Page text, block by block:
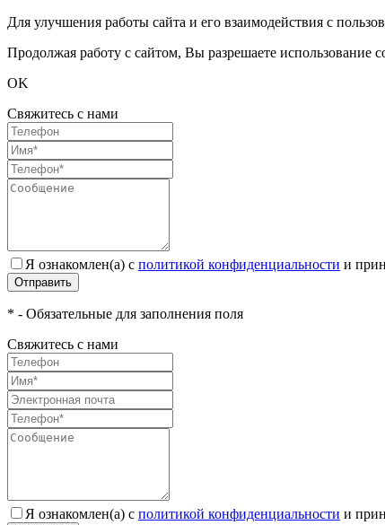
Для улучшения работы сайта и его взаимодействия с
Продолжая работу с сайтом, Вы разрешаете использование
OK
Свяжитесь с нами
Я ознакомлен(а) с политикой конфиденциальности и
Отправить
* - Обязательные для заполнения поля
Свяжитесь с нами
Я ознакомлен(а) с политикой конфиденциальности и